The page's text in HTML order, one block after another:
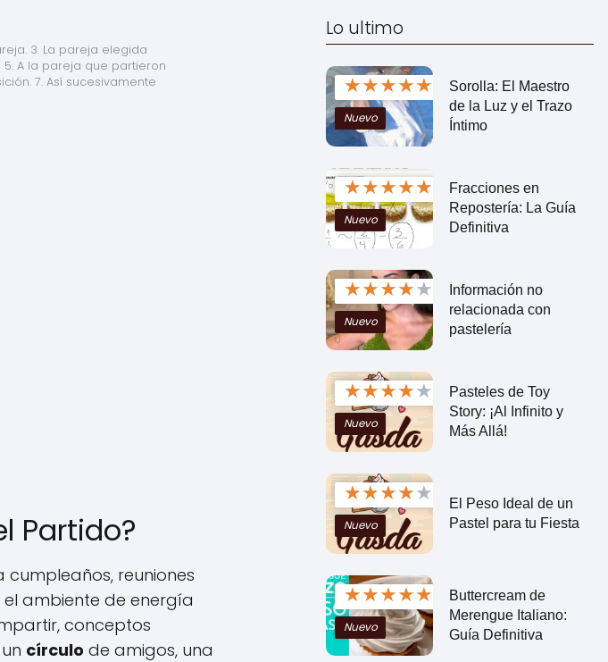
pareja. 3. La pareja elegida
A la pareja que partieron
7. Así sucesivamente
Partido?
reuniones
ambiente de energía
conceptos
círculo de amigos, una
Lo ultimo
★★★★★
Nuevo
Sorolla: El Maestro
de la Luz y el Trazo
Íntimo
★★★★★
Nuevo
Fracciones en
Repostería: La Guía
Definitiva
★★★★★
Nuevo
Información no
relacionada con
pastelería
★★★★★
Nuevo
Pasteles de Toy
Story: ¡Al Infinito y
Más Allá!
★★★★★
Nuevo
El Peso Ideal de un
Pastel para tu Fiesta
★★★★★
Nuevo
Buttercream de
Merengue Italiano:
Guía Definitiva